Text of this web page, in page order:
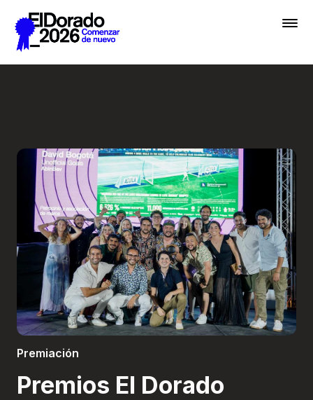
Saltar al contenido principal
Academias
Archivo
Inscribir
Boletería
Premiación
Premios El Dorado